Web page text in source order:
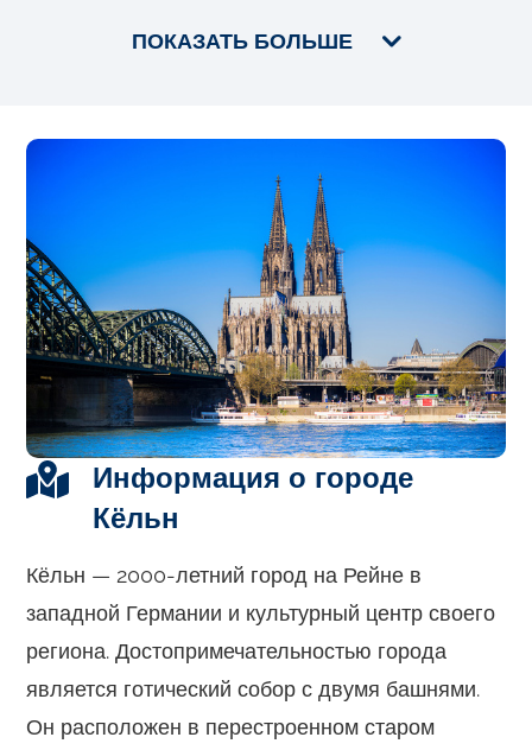
ПОКАЗАТЬ БОЛЬШЕ
Информация о городе
Кёльн
Кёльн — 2000-летний город на Рейне в
западной Германии и культурный центр своего
региона. Достопримечательностью города
является готический собор с двумя башнями.
Он расположен в перестроенном старом